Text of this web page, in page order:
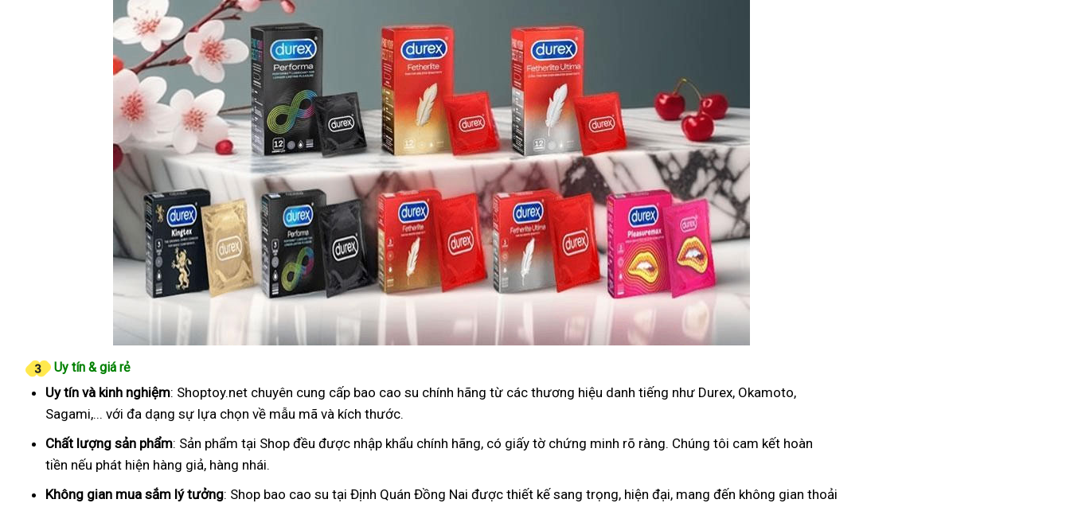
Uy tín & giá rẻ
Uy tín và kinh nghiệm: Shoptoy.net chuyên cung cấp bao cao su chính hãng từ các thương hiệu danh tiếng như Durex, Okamoto,
Sagami,... với đa dạng sự lựa chọn về mẫu mã và kích thước.
Chất lượng sản phẩm: Sản phẩm tại Shop đều được nhập khẩu chính hãng, có giấy tờ chứng minh rõ ràng. Chúng tôi cam kết hoàn
tiền nếu phát hiện hàng giả, hàng nhái.
Không gian mua sắm lý tưởng: Shop bao cao su tại Định Quán Đồng Nai được thiết kế sang trọng, hiện đại, mang đến không gian thoải